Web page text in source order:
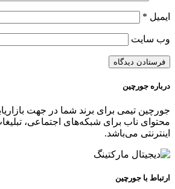
ایمیل *
وب‌ سایت
درباره جورچین
جورچین تیمی برای برند شما در جهت
محتوای ناب برای شبکه‌های اجتماعی،
اینترنتی می‌باشد.
ارتباط با جورچین